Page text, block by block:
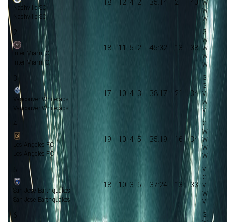
Nashville SC
Nashville SC
18 12 4 2 35:14 21 40
2
Inter Miami CF
Inter Miami CF
18 11 5 2 45:32 13 38
3
Vancouver Whitecaps
Vancouver Whitecaps
17 10 4 3 38:17 21 34
4
Los Angeles FC
Los Angeles FC
19 10 4 5 35:19 16 34
San Jose Earthquakes
San Jose Earthquakes
18 10 3 5 37:24 13 33
6